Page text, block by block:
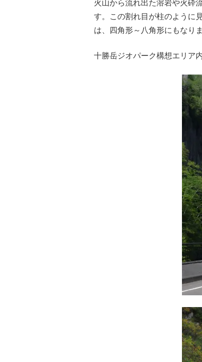
火山から流れ出た溶岩や火砕
す。この割れ目が柱のように
は、四角形～八角形にもなり
十勝岳ジオパーク構想エリア内